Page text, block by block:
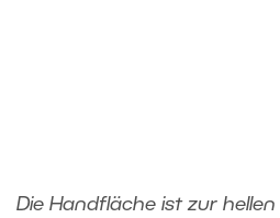
Die Handfläche ist zur